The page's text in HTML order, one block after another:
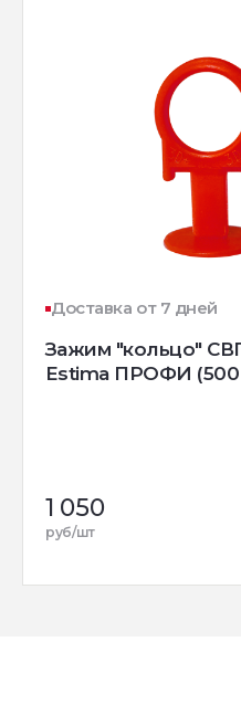
Доставка от 7 дней
Зажим "кольцо"
Estima ПРОФИ
1 050
руб/шт